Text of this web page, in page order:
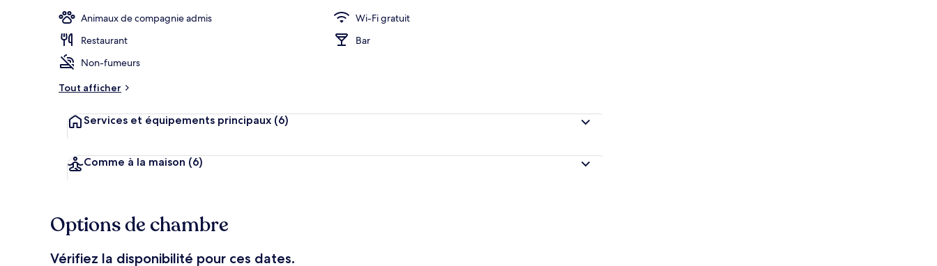
Façade de l’hébergement
Animaux de compagnie admis
Wi-Fi gratuit
Restaurant
Bar
Non-fumeurs
Tout afficher
Services et équipements principaux (6)
Comme à la maison (6)
Options de chambre
Vérifiez la disponibilité pour ces dates.